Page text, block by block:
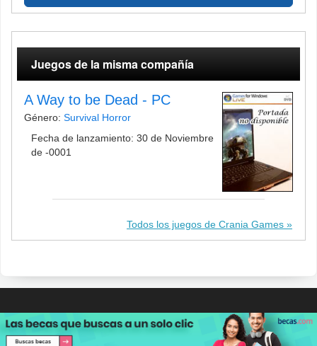
Juegos de la misma compañía
A Way to be Dead - PC
Género: Survival Horror
Fecha de lanzamiento: 30 de Noviembre
de -0001
Todos los juegos de Crania Games